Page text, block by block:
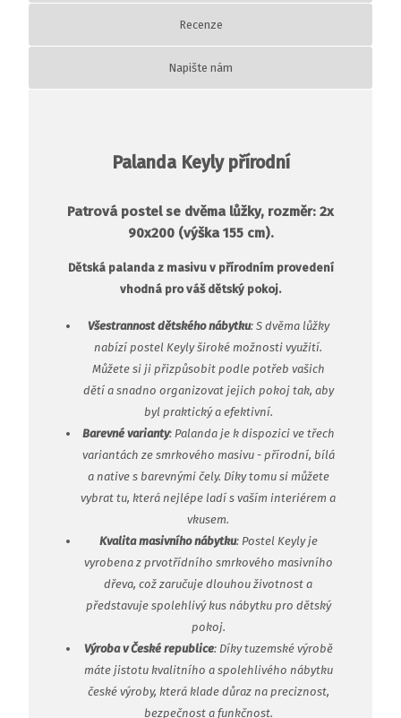
Recenze
Napište nám
Palanda Keyly přírodní
Patrová postel se dvěma lůžky, rozměr: 2x
90x200 (výška 155 cm).
Dětská palandaz masivu v přírodním provedení
vhodná pro váš dětský pokoj.
Všestrannost dětského nábytku: S dvěma lůžky
nabízí postel Keyly široké možnosti využití.
Můžete si ji přizpůsobit podle potřeb vašich
dětí a snadno organizovat jejich pokoj tak, aby
byl praktický a efektivní.
Barevné varianty: Palanda je k dispozici ve třech
variantách ze smrkového masivu - přírodní, bílá
a native s barevnými čely. Díky tomu si můžete
vybrat tu, která nejlépe ladí s vaším interiérem a
vkusem.
Kvalita masivního nábytku: Postel Keyly je
vyrobena z prvotřídního smrkového masivního
dřeva, což zaručuje dlouhou životnost a
představuje spolehlivý kus nábytku pro dětský
pokoj.
Výroba v České republice: Díky tuzemské výrobě
máte jistotu kvalitního a spolehlivého nábytku
české výroby, která klade důraz na preciznost,
bezpečnost a funkčnost.